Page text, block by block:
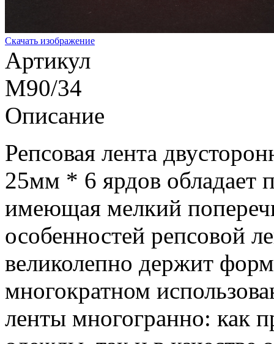
Скачать изображение
Артикул
M90/34
Описание
Репсовая лента
25мм * 6 ярдов обладает
имеющая мелкий
особенностей репсовой
великолепно держит
многократном
ленты многогранно: как